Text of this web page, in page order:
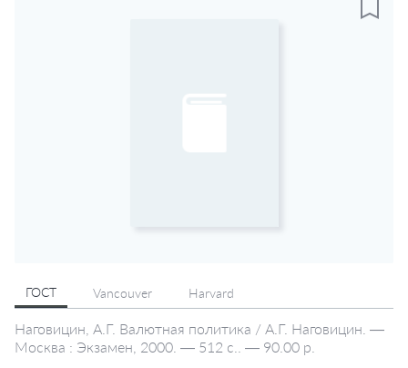
ГОСТ Vancouver Harvard
Наговицин, А.Г. Валютная политика / А.Г. Наговицин. —
Москва : Экзамен, 2000. — 512 с.. — 90.00 р.